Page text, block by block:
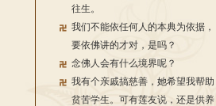
往生。
我们不能依任何人的本典为依据，
要依佛讲的才对，是吗？
念佛人会有什么境界呢？
我有个亲戚搞慈善，她希望我帮助
贫苦学生。可有莲友说，还是供养